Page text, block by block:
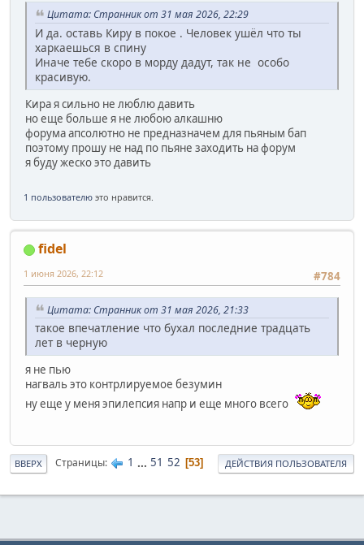
Цитата: Странник от 31 мая 2026, 22:29
И да. оставь Киру в покое . Человек ушёл что ты
харкаешься в спину
Иначе тебе скоро в морду дадут, так не особо
красивую.
Кира я сильно не люблю давить
но еще больше я не любою алкашню
форума апсолютно не предназначем для пьяным бап
поэтому прошу не над по пьяне заходить на форум
я буду жеско это давить
1 пользователю это нравится.
fidel
#784
1 июня 2026, 22:12
Цитата: Странник от 31 мая 2026, 21:33
такое впечатление что бухал последние традцать
лет в черную
я не пью
нагваль это контрлируемое безумин
ну еще у меня эпилепсия напр и еще много всего
ВВЕРХ Страницы 1 ... 51 52 53 ДЕЙСТВИЯ ПОЛЬЗОВАТЕЛЯ